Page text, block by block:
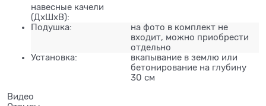
навесные качели
(ДхШхВ):
Подушка:
на фото в комплект не
входит, можно приобрести
отдельно
Установка:
вкапывание в землю или
бетонирование на глубину
30 см
Видео